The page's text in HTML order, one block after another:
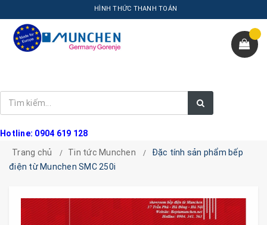
HÌNH THỨC THANH TOÁN
Hotline: 0904 619 128
Trang chủ
Tin tức Munchen
Đặc tính sản phẩm bếp
điện từ Munchen SMC 250i